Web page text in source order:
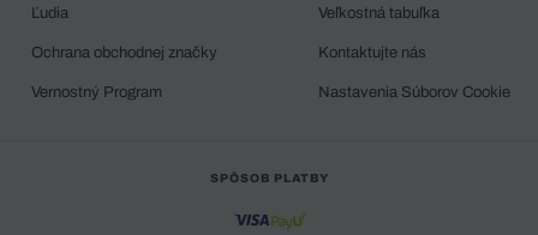
Ľudia
Ochrana obchodnej značky
Vernostný Program
Veľkostná tabuľka
Kontaktujte nás
Nastavenia Súborov Cookie
SPÔSOB PLATBY